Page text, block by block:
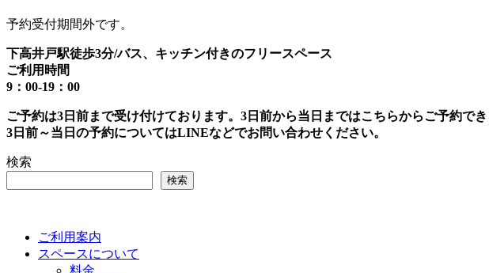
予約受付期間外です。
下高井戸駅徒歩3分/バス、キッチン付きのフリースペース
ご利用時間
9：00-19：00
ご予約は3日前まで受け付けております。3日前から当日まではこちらからご予約でき
3日前～当日の予約についてはLINEなどでお問い合わせください。
検索
検索
ご利用案内
スペースについて